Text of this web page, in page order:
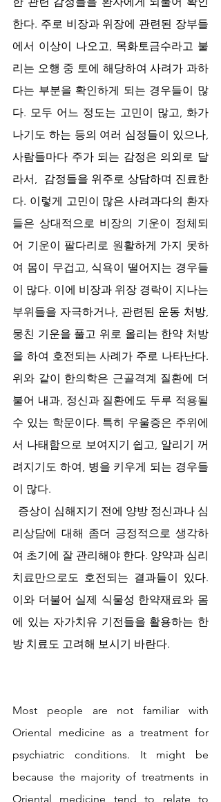
한다. 주로 비장과 위장에 관련된 장부들
에서 이상이 나오고, 목화토금수라고 불
리는 오행 중 토에 해당하여 사려가 과하
다는 부분을 확인하게 되는 경우들이 많
다. 모두 어느 정도는 고민이 많고, 화가
나기도 하는 등의 여러 심정들이 있으나,
사람들마다 주가 되는 감정은 의외로 달
라서,  감정들을 위주로 상담하며 진료한
다. 이렇게 고민이 많은 사려과다의 환자
들은 상대적으로 비장의 기운이 정체되
어 기운이 팔다리로 원활하게 가지 못하
여 몸이 무겁고, 식욕이 떨어지는 경우들
이 많다. 이에 비장과 위장 경락이 지나는
부위들을 자극하거나, 관련된 운동 처방,
뭉친 기운을 풀고 위로 올리는 한약 처방
을 하여 호전되는 사례가 주로 나타난다.
위와 같이 한의학은 근골격계 질환에 더
불어 내과, 정신과 질환에도 두루 적용될
수 있는 학문이다. 특히 우울증은 주위에
서 나태함으로 보여지기 쉽고, 알리기 꺼
려지기도 하여, 병을 키우게 되는 경우들
이 많다.
증상이 심해지기 전에 양방 정신과나 심
리상담에 대해 좀더 긍정적으로 생각하
여 초기에 잘 관리해야 한다. 양약과 심리
치료만으로도 호전되는 결과들이 있다.
이와 더불어 실제 식물성 한약재료와 몸
에 있는 자가치유 기전들을 활용하는 한
방 치료도 고려해 보시기 바란다.
Most people are not familiar with
Oriental medicine as a treatment for
psychiatric conditions. It might be
because the majority of treatments in
Oriental medicine tend to relate to